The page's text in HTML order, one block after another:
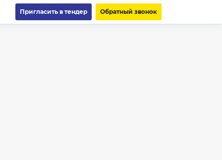
Пригласить в тендер Обратный звонок